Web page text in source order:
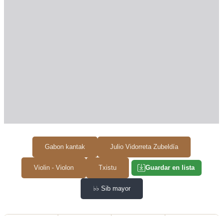
Gabon kantak Julio Vidorreta Zubeldía
Violin - Violon Txistu Guardar en lista
♭♭ Sib mayor